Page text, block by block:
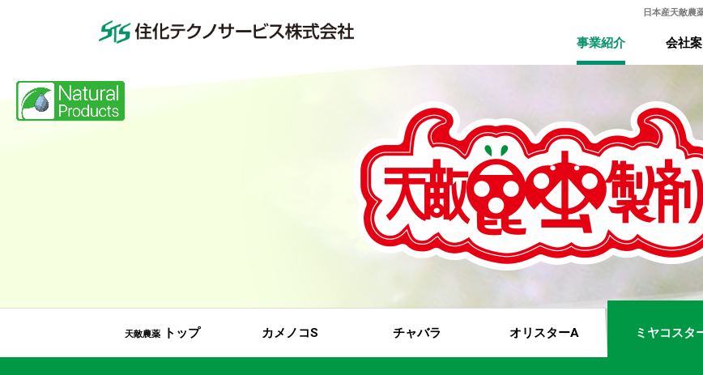
日本産天敵農
事業紹介 会社
天敵農薬 トップ カメノコS チャバラ オリスターA ミヤコスタ